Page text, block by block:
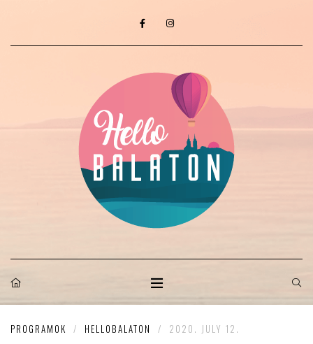
PROGRAMOK / HELLOBALATON / 2020. JULY 12.